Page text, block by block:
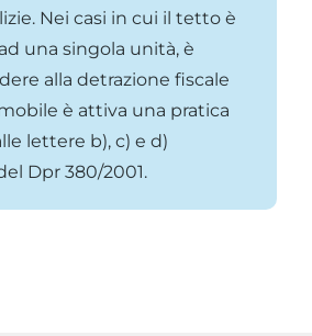
Nei casi in cui il tetto è
una singola unità, è
alla detrazione fiscale
è attiva una pratica
lettere b), c) e d)
Dpr 380/2001.